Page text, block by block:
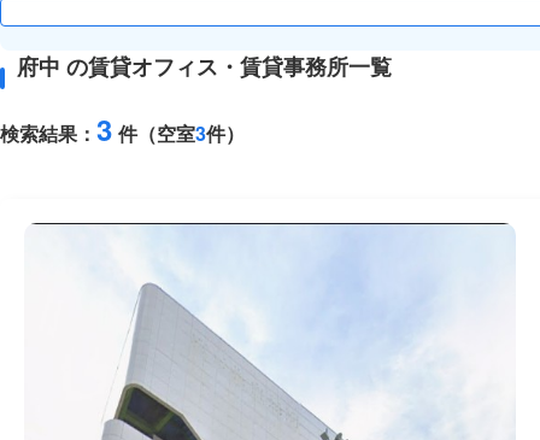
府中 の賃貸オフィス・賃貸事務所一覧
検索結果： 3 件（空室3件）